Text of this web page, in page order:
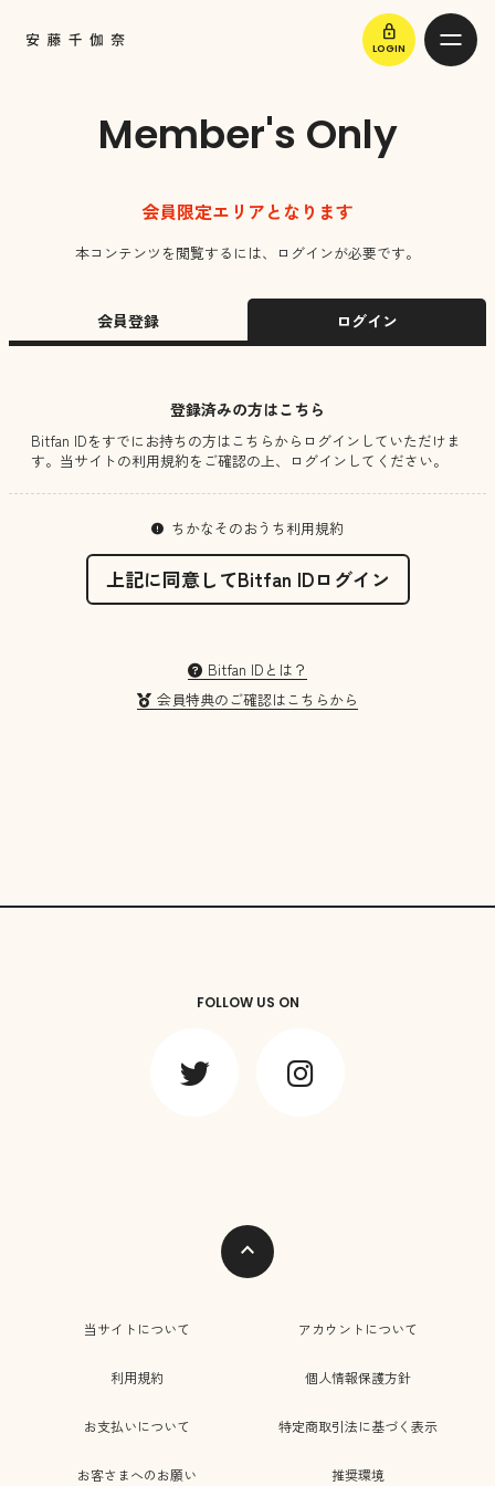
lock
LOGIN
Member's Only
会員限定エリアとなります
本コンテンツを閲覧するには、ログインが必要です。
会員登録 ログイン
登録済みの方はこちら
Bitfan IDをすでにお持ちの方はこちらからログインしていただけま
す。 当サイトの利用規約をご確認の上、ログインしてください。
ちかなそのおうち利用規約
上記に同意してBitfan IDログイン
Bitfan IDとは？
会員特典のご確認はこちらから
FOLLOW US ON
expand_less
当サイトについて アカウントについて
利用規約 個人情報保護方針
お支払いについて 特定商取引法に基づく表示
お客さまへのお願い 推奨環境